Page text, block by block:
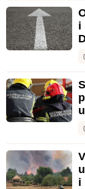
i
i